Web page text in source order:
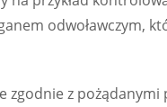
odwoławczym,
z